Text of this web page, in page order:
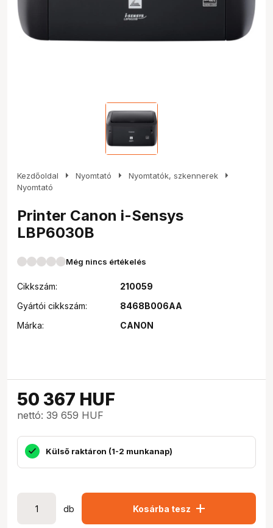
Kezdőoldal arrow_right Nyomtató arrow_right Nyomtatók, szkennerek arrow_right
Nyomtató
Printer Canon i-Sensys
LBP6030B
Még nincs értékelés
Cikkszám:
210059
Gyártói cikkszám:
8468B006AA
Márka:
CANON
50 367 HUF
nettó: 39 659 HUF
Külső raktáron (1-2 munkanap)
db Kosárba tesz add